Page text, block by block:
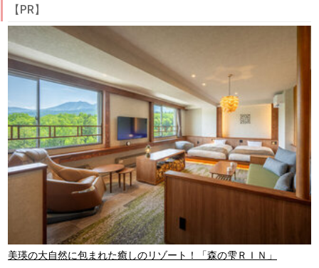
【PR】
美瑛の大自然に包まれた癒しのリゾート！「森の雫ＲＩＮ」